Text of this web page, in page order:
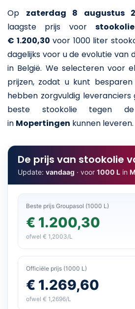
Op zaterdag 8 augustus
laagste prijs voorstookolie
€ 1.200,30 voor 1000 liter
dagelijks voor u de evolutie van
in België. We selecteren voor
prijzen, zodat u kunt
hebben zorgvuldig
beste stookolie tegen
in Mopertingen kunnen leveren.
De prijs van stookolie
Update: vandaag · voor 1000 L in
Beste prijs Groupasol (1000 L)
€ 1.200,30
ofwel € 1,2003/L
Officiële prijs (1000 L)
€ 1.269,60
ofwel € 1,2696/L